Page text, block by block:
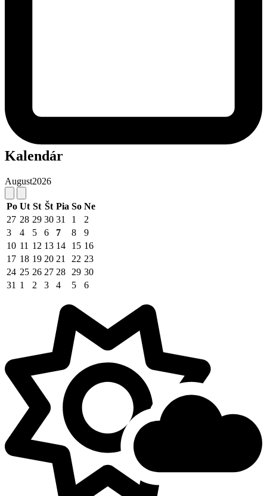
Kalendár
August2026
Po Ut St Št Pia So Ne
27 28 29 30 31 1
2
3
4 5 6 7 8
9
10 11 12 13 14 15 16
17 18 19 20 21 22 23
24 25 26 27 28 29 30
31 1 2 3 4 5 6